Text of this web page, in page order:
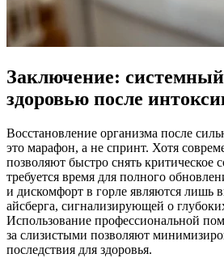
Заключение: системный
здоровью после
Восстановление организма после
это марафон, а не спринт. Хотя
позволяют быстро снять критическое
требуется время для полного
и дискомфорт в горле являются лишь
айсберга, сигнализирующей о
Использование профессиональной
за слизистыми позволяют
последствия для здоровья.